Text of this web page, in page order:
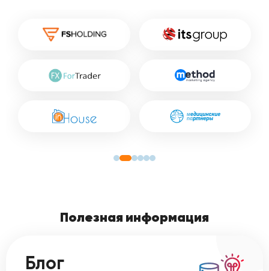
Полезная информация
Блог